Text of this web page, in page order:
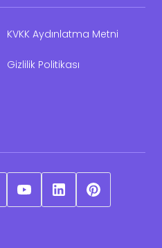
KVKK Aydınlatma Metni
Gizlilik Politikası